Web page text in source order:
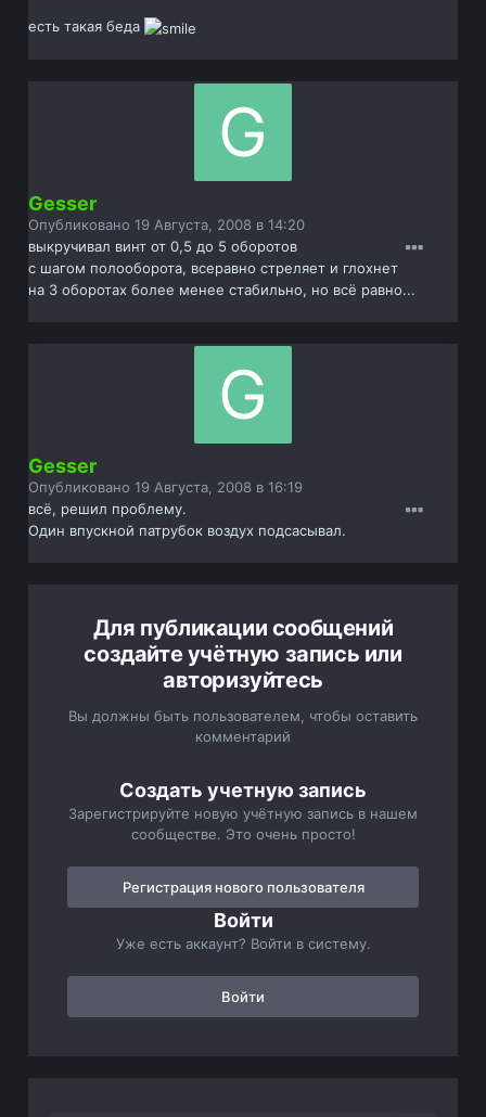
есть такая беда
Gesser
Опубликовано19 Августа, 2008 в 14:20
выкручивал винт от 0,5 до 5 оборотов
с шагом полооборота, всеравно стреляет и глохнет
на 3 оборотах более менее стабильно, но всё равно...
Gesser
Опубликовано19 Августа, 2008 в 16:19
всё, решил проблему.
Один впускной патрубок воздух подсасывал.
Для публикации сообщений
создайте учётную запись или
авторизуйтесь
Вы должны быть пользователем, чтобы оставить
комментарий
Создать учетную запись
Зарегистрируйте новую учётную запись в нашем
сообществе. Это очень просто!
Регистрация нового пользователя
Войти
Уже есть аккаунт? Войти в систему.
Войти